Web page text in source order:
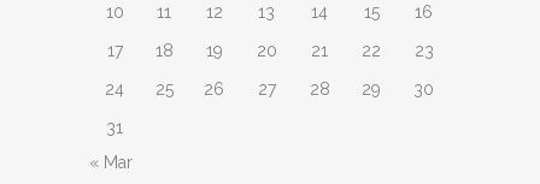
10
11 12 13 14 15
16
17
18 19 20 21 22
23
24
25 26 27 28 29
30
31
« Mar